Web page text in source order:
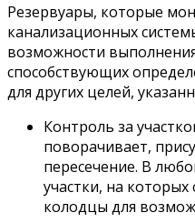
Резервуары, которые
канализационных
возможности
способствующих
для других целей,
Контроль за
поворачивает,
пересечение. В
участки, на
колодцы для